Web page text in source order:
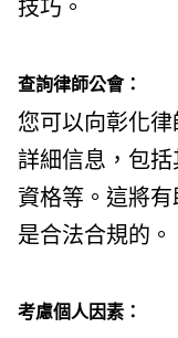
技巧。
查詢律師公會：
您可以向彰化
詳細信息，包
資格等。這將
是合法合規的。
考慮個人因素：